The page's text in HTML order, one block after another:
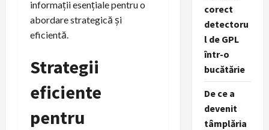
informații esențiale pentru o
abordare strategică și
eficientă.
Strategii
eficiente
pentru
corect
detectoru
l de GPL
într-o
bucătărie
De ce a
devenit
tâmplăria